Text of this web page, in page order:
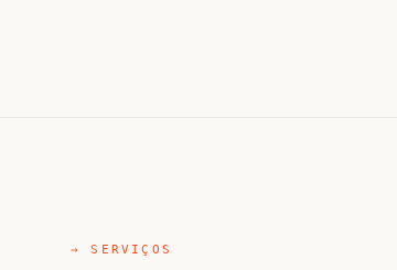
→ SERVIÇOS